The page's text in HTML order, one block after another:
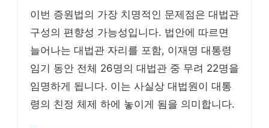
이번 증원법의 가장 치명적인 문제점은 대법관
구성의 편향성 가능성입니다. 법안에 따르면
늘어나는 대법관 자리를 포함, 이재명 대통령
임기 동안 전체 26명의 대법관 중 무려 22명을
임명하게 됩니다. 이는 사실상 대법원이 대통
령의 친정 체제 하에 놓이게 됨을 의미합니다.